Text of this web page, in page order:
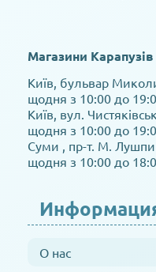
Магазини Карапузів
Київ, бульвар
щодня з 10:00 до
Київ, вул.
щодня з 10:00 до
Суми , пр-т. М. Лушпи
щодня з 10:00 до
О нас